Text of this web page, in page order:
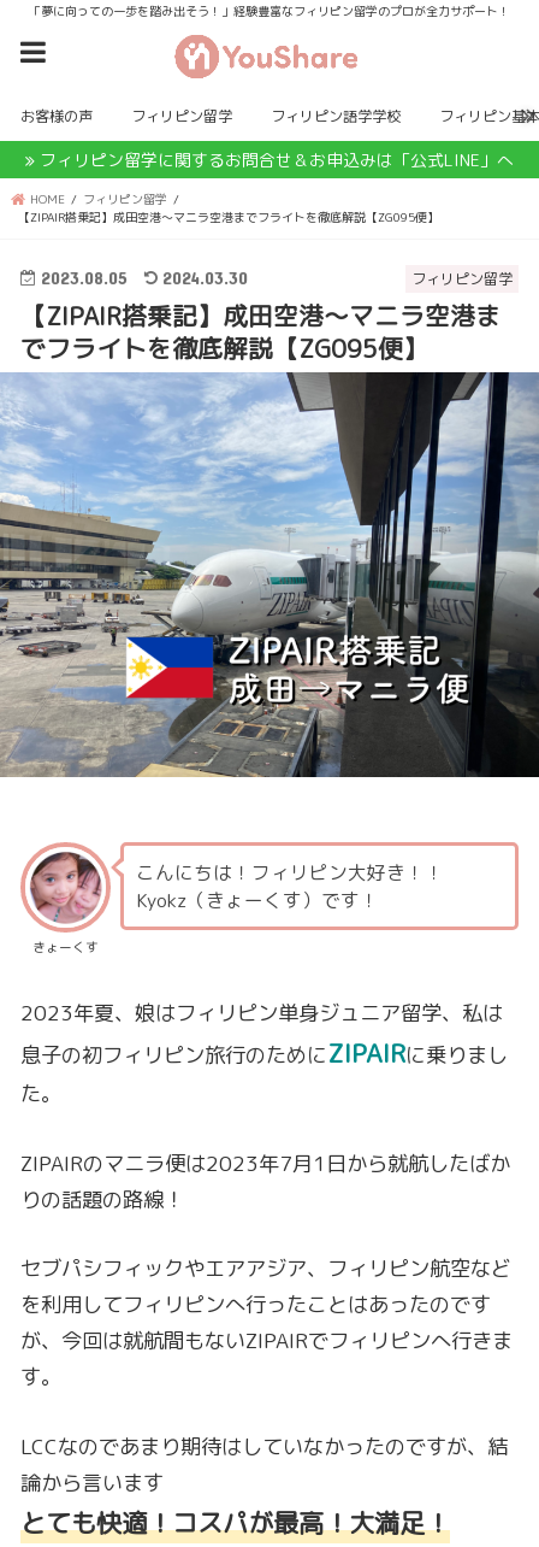
「夢に向っての一歩を踏み出そう！」経験豊富なフィリピン留学のプロが全力サポート！
お客様の声 フィリピン留学 フィリピン語学学校 フィリピン基
フィリピン留学に関するお問合せ＆お申込みは「公式LINE」へ
HOME
フィリピン留学
【ZIPAIR搭乗記】成田空港〜マニラ空港までフライトを徹底解説【ZG095便】
フィリピン留学
2023.08.05 2024.03.30
【ZIPAIR搭乗記】成田空港〜マニラ空港ま
でフライトを徹底解説【ZG095便】
きょーくす
こんにちは！フィリピン大好き！！
Kyokz（きょーくす）です！
2023年夏、娘はフィリピン単身ジュニア留学、私は
息子の初フィリピン旅行のためにZIPAIRに乗りまし
た。
ZIPAIRのマニラ便は2023年7月1日から就航したばか
りの話題の路線！
セブパシフィックやエアアジア、フィリピン航空など
を利用してフィリピンへ行ったことはあったのです
が、今回は就航間もないZIPAIRでフィリピンへ行きま
す。
LCCなのであまり期待はしていなかったのですが、結
論から言います
とても快適！コスパが最高！大満足！